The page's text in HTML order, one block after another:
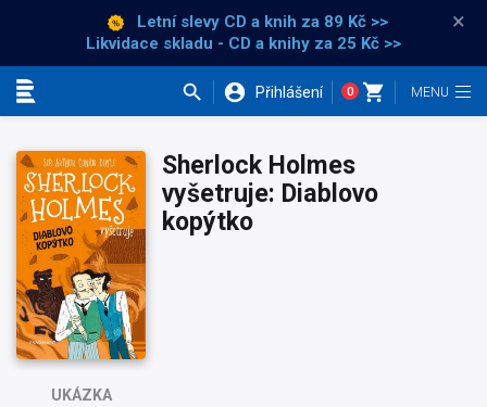
Letní slevy CD a knih za 89 Kč >>
Likvidace skladu - CD a knihy za 25 Kč >>
×
Přihlášení 0
UKÁZKA
Sherlock Holmes
vyšetruje: Diablovo
kopýtko